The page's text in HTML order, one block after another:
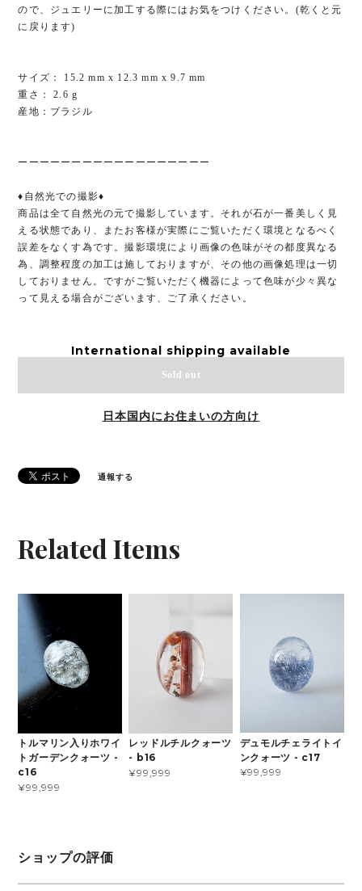
ので、ジュエリーに加工する際にはお気をつけください。(乾くと元
に戻ります)
サイズ： 15.2 mm x 12.3 mm x 9.7 mm
重さ： 2.6 g
産地：ブラジル
ーーーーーーーーーーーーーーーーーー
♦︎自然光での撮影♦︎
商品は全て自然光の元で撮影しています。それが石が一番美しく見
える状態であり、またお客様が実際にご覧いただく環境となるべく
誤差をなくす為です。撮影環境により画像の色味がその都度異なる
為、調整程度の加工は施しておりますが、その他の画像処理は一切
しておりません。ですがご覧いただく機器によって色味が少々異な
って見える場合がございます、ご了承ください。
International shipping available
Sold out
日本国内にお住まいの方向け
通報する
Related Items
トルマリン入りホワイ
トガーデンクォーツ -
c16
¥99,999
レッドルチルクォーツ
- b16
¥99,999
デュモルチェライトイ
ンクォーツ - c17
¥99,999
ショップの評価